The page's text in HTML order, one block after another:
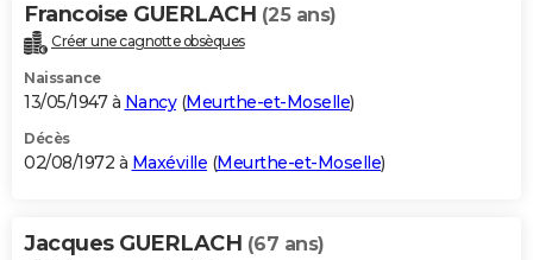
Francoise GUERLACH (25 ans)
Créer une cagnotte obsèques
Naissance
13/05/1947 à Nancy(Meurthe-et-Moselle)
Décès
02/08/1972 à Maxéville (Meurthe-et-Moselle)
Jacques GUERLACH (67 ans)